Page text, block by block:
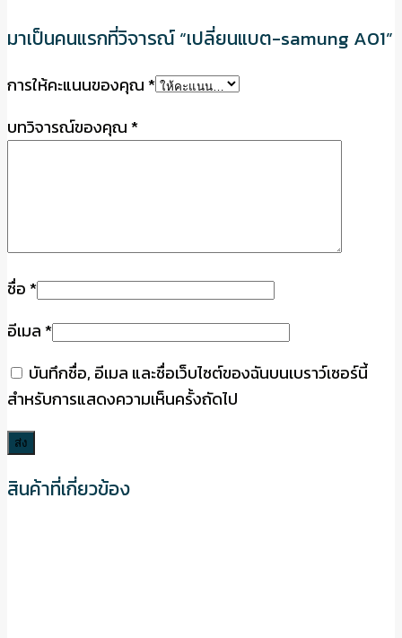
มาเป็นคนแรกที่วิจารณ์ “เปลี่ยนแบต-samung A01”
การให้คะแนนของคุณ*
บทวิจารณ์ของคุณ*
ชื่อ*
อีเมล*
บันทึกชื่อ, อีเมล และชื่อเว็บไซต์ของฉันบนเบราว์เซอร์นี้
สำหรับการแสดงความเห็นครั้งถัดไป
สินค้าที่เกี่ยวข้อง